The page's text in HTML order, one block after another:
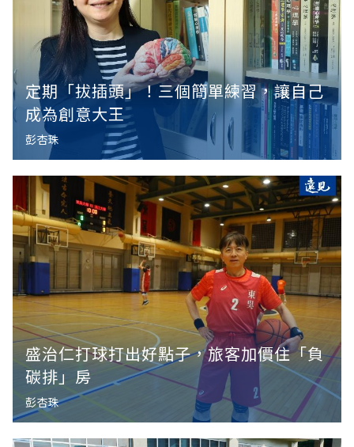
定期「拔插頭」！三個簡單練習，讓自己
成為創意大王
彭杏珠
盛治仁打球打出好點子，旅客加價住「負
碳排」房
彭杏珠